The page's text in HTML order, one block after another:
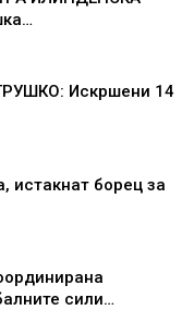
Искршени 14
истакнат борец за
сили…